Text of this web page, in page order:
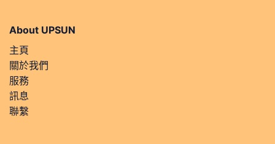
About UPSUN
主頁
關於我們
服務
訊息
聯繫